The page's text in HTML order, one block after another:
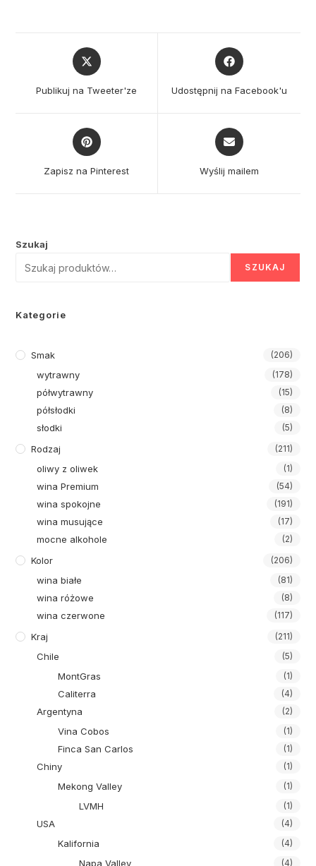
Opens
in
Publikuj na Tweeter'ze
Opens
in
new
Udostępnij na Facebook'u
Opens
in
Zapisz na Pinterest
Opens
in
new
Wyślij mailem
Szukaj
SZUKAJ
Kategorie
Smak (206)
wytrawny (178)
półwytrawny (15)
półsłodki (8)
słodki (5)
Rodzaj (211)
oliwy z oliwek (1)
wina Premium (54)
wina spokojne (191)
wina musujące (17)
mocne alkohole (2)
Kolor (206)
wina białe (81)
wina różowe (8)
wina czerwone (117)
Kraj (211)
Chile (5)
MontGras (1)
Caliterra (4)
Argentyna (2)
Vina Cobos (1)
Finca San Carlos (1)
Chiny (1)
Mekong Valley (1)
LVMH (1)
USA (4)
Kalifornia (4)
Napa Valley (4)